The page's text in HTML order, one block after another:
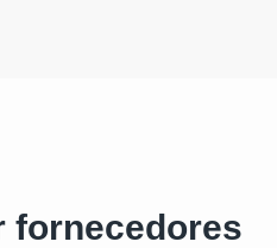
fornecedores